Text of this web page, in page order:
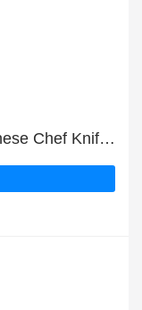
Godetevi 9% di sconti su Janpanese Chef Knife 8'' | Hammered Design e fino al 15% di sconto sugli altri